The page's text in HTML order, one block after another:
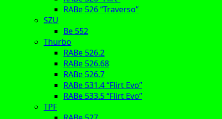
RABe 526 “Traverso”
SZU
Be 552
Thurbo
RABe 526.2
RABe 526.68
RABe 526.7
RABe 531.4 “Flirt Evo”
RABe 533.5 “Flirt Evo”
TPF